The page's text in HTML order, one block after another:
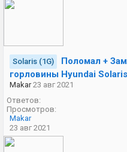
Solaris (1G)
Поломал +
горловины Hyundai Solaris
Makar 23 авг 2021
Ответов:
Просмотров:
Makar
23 авг 2021